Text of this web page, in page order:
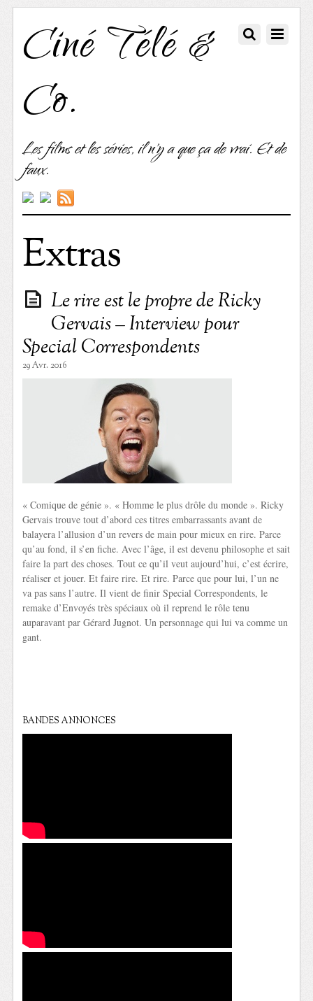
Ciné Télé &
Co.
Les films et les séries, il n'y a que ça de vrai. Et de
faux.
Extras
Le rire est le propre de Ricky
Gervais – Interview pour
Special Correspondents
29 Avr. 2016
« Comique de génie ». « Homme le plus drôle du monde ». Ricky
Gervais trouve tout d’abord ces titres embarrassants avant de
balayera l’allusion d’un revers de main pour mieux en rire. Parce
qu’au fond, il s’en fiche. Avec l’âge, il est devenu philosophe et sait
faire la part des choses. Tout ce qu’il veut aujourd’hui, c’est écrire,
réaliser et jouer. Et faire rire. Et rire. Parce que pour lui, l’un ne
va pas sans l’autre. Il vient de finir Special Correspondents, le
remake d’Envoyés très spéciaux où il reprend le rôle tenu
auparavant par Gérard Jugnot. Un personnage qui lui va comme un
gant.
BANDES ANNONCES